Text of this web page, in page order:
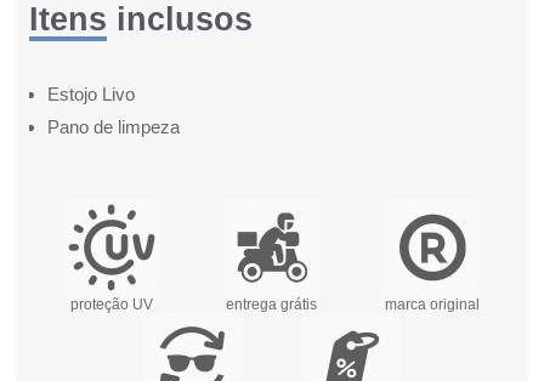
Itens inclusos
Estojo Livo
Pano de limpeza
proteção UV entrega grátis marca original